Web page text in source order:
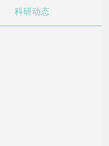
科研动态